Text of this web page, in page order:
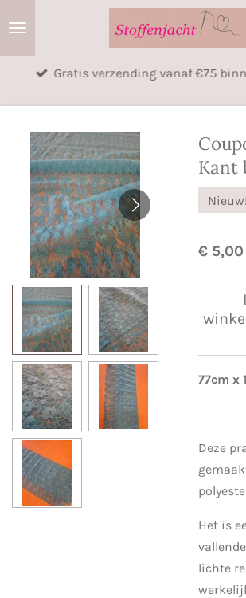
hoofdinhoud
Gratis verzending vanaf €75
Kant
Nieuw!
€ 5,00
77cm x
Deze
Het is
lichte